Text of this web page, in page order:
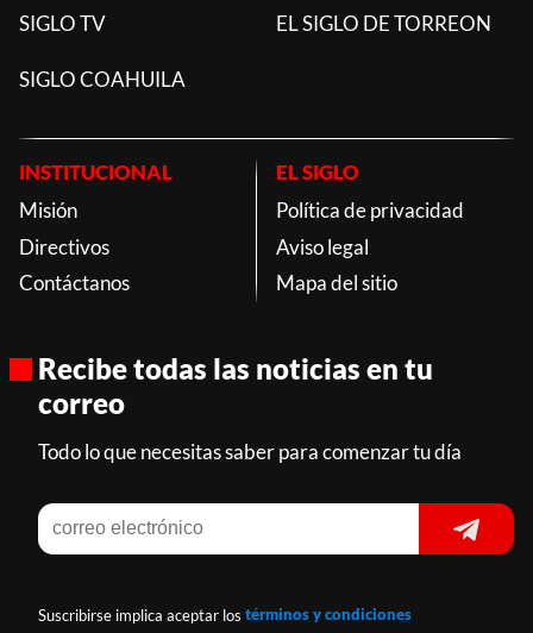
SIGLO TV EL SIGLO DE TORREON
SIGLO COAHUILA
INSTITUCIONAL
Misión
Directivos
Contáctanos
EL SIGLO
Política de privacidad
Aviso legal
Mapa del sitio
Recibe todas las noticias en tu
correo
Todo lo que necesitas saber para comenzar tu día
Suscribirse implica aceptar los términos y condiciones